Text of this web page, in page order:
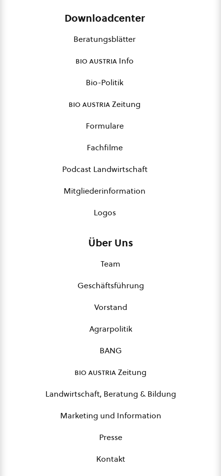
Downloadcenter
Beratungsblätter
bio austria Info
Bio-Politik
bio austriaZeitung
Formulare
Fachfilme
Podcast Landwirtschaft
Mitgliederinformation
Logos
Über Uns
Team
Geschäftsführung
Vorstand
Agrarpolitik
BANG
bio austriaZeitung
Landwirtschaft, Beratung & Bildung
Marketing und Information
Presse
Kontakt